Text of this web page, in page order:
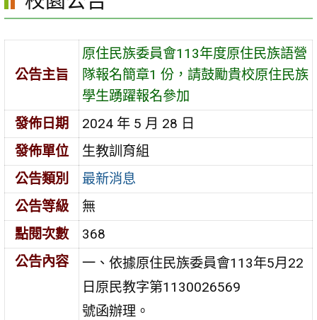
公告主旨
原住民族委員會113年度原住民族語營
隊報名簡章1 份，請鼓勵貴校原住民族
學生踴躍報名參加
發佈日期
2024 年 5 月 28 日
發佈單位
生教訓育組
公告類別
最新消息
公告等級
無
點閱次數
368
公告內容
一、依據原住民族委員會113年5月22
日原民教字第1130026569
號函辦理。